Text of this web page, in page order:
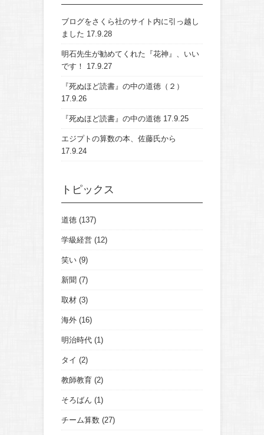
ブログをさくら社のサイト内に引っ越し
ました 17.9.28
明石先生が勧めてくれた『花神』、いい
です！
17.9.27
『死ぬほど読書』の中の道徳（２）
17.9.26
『死ぬほど読書』の中の道徳 17.9.25
エジプトの算数の本、佐藤氏から
17.9.24
トピックス
道徳 (137)
学級経営 (12)
笑い (9)
新聞 (7)
取材 (3)
海外 (16)
明治時代 (1)
タイ (2)
教師教育 (2)
そろばん (1)
チーム算数 (27)